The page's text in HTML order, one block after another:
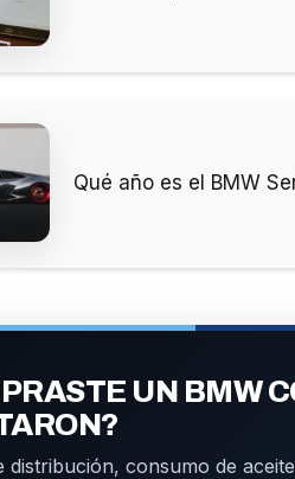
Qué año es el BMW
UN BMW
distribución, consumo de